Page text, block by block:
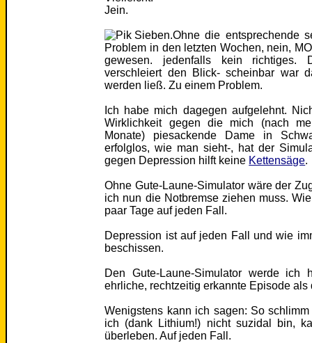
Jein.
Ohne die entsprechende
Problem in den letzten Wochen, nein,
gewesen. jedenfalls kein richtiges.
verschleiert den Blick- scheinbar war
werden ließ. Zu einem Problem.
Ich habe mich dagegen aufgelehnt.
Wirklichkeit gegen die mich (nach
Monate) piesackende Dame in
erfolglos, wie man sieht-, hat der
gegen Depression hilft keine Kettensäge.
Ohne Gute-Laune-Simulator wäre der
ich nun die Notbremse ziehen muss.
paar Tage auf jeden Fall.
Depression ist auf jeden Fall und wie
beschissen.
Den Gute-Laune-Simulator werde ich
ehrliche, rechtzeitig erkannte Episode
Wenigstens kann ich sagen: So
ich (dank Lithium!) nicht suzidal bin,
überleben. Auf jeden Fall.